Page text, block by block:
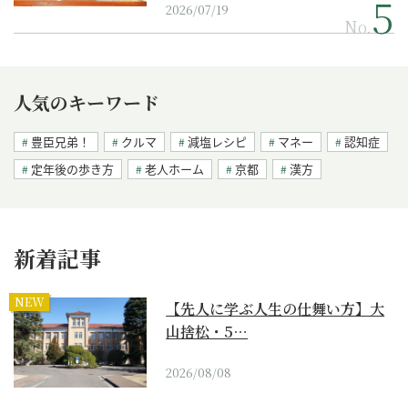
2026/07/19
No.
人気のキーワード
豊臣兄弟！ クルマ 減塩レシピ マネー
認知症
定年後の歩き方
老人ホーム 京都 漢方
新着記事
NEW
【先人に学ぶ人生の仕舞い方】大
山捨松・5…
2026/08/08